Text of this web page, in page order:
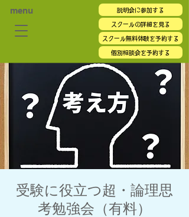
menu 説明会に参加する
スクールの詳細を見る
スクール無料体験を予約する
個別相談会を予約する
受験に役立つ超・論理思
考勉強会（有料）